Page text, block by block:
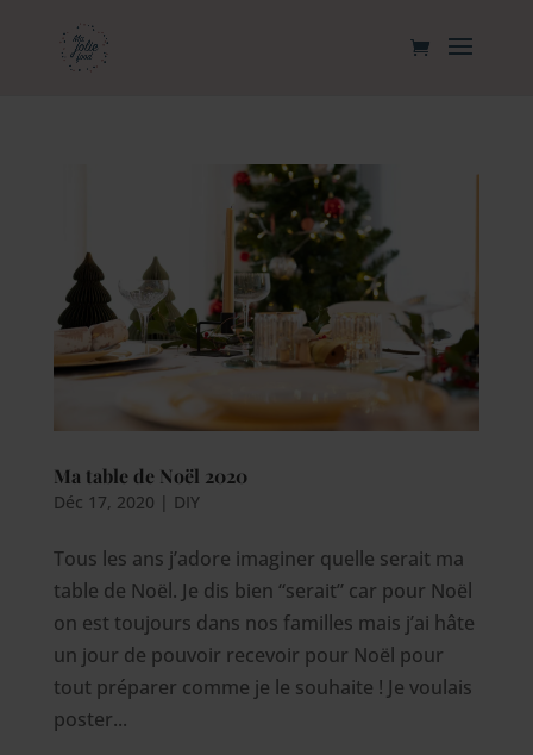
Ma table de Noël 2020
Déc 17, 2020 | DIY
Tous les ans j’adore imaginer quelle serait ma
table de Noël. Je dis bien “serait” car pour Noël
on est toujours dans nos familles mais j’ai hâte
un jour de pouvoir recevoir pour Noël pour
tout préparer comme je le souhaite ! Je voulais
poster...